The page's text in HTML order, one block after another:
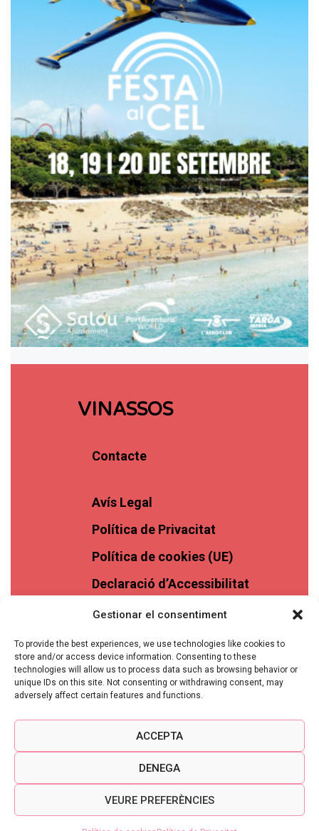
Gestionar el consentiment
To provide the best experiences, we use technologies like cookies to
store and/or access device information. Consenting to these
technologies will allow us to process data such as browsing behavior or
unique IDs on this site. Not consenting or withdrawing consent, may
adversely affect certain features and functions.
ACCEPTA
DENEGA
VEURE PREFERÈNCIES
VINASSOS
Contacte
Avís Legal
Política de Privacitat
Política de cookies (UE)
Declaració d’Accessibilitat
VINASSOS © 2026 TOTS ELS DRETS RESERVATS -